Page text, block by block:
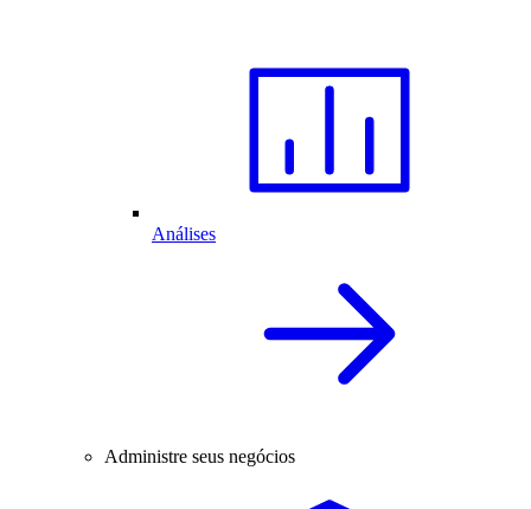
Análises
Administre seus negócios